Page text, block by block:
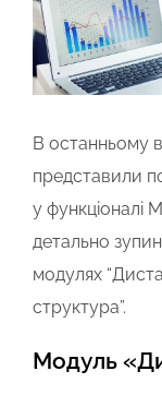
В останньому
представили
у функціоналі
детально
модулях
структура”.
Модуль